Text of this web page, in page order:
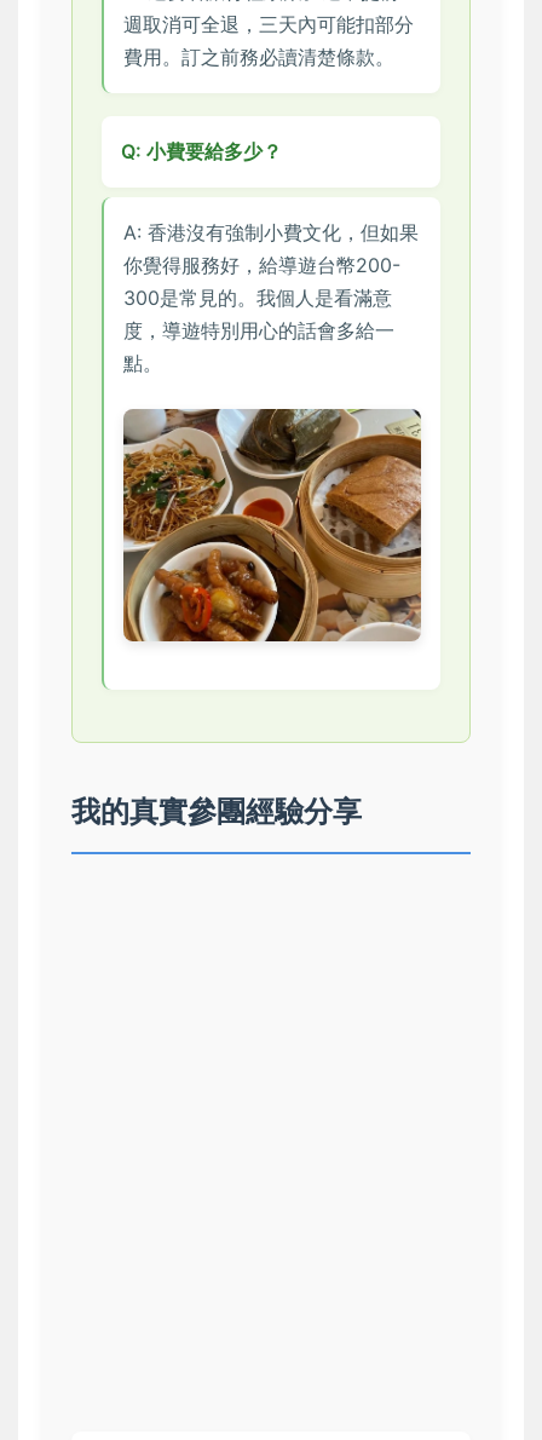
週取消可全退，三天內可能扣部分
費用。訂之前務必讀清楚條款。
Q: 小費要給多少？
A: 香港沒有強制小費文化，但如果
你覺得服務好，給導遊台幣200-
300是常見的。我個人是看滿意
度，導遊特別用心的話會多給一
點。
我的真實參團經驗分享